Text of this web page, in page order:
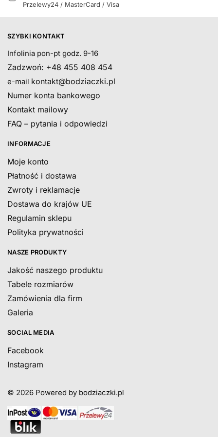
Przelewy24 / MasterCard / Visa
SZYBKI KONTAKT
Infolinia pon-pt godz. 9-16
Zadzwoń: +48 455 408 454
e-mail kontakt@bodziaczki.pl
Numer konta bankowego
Kontakt mailowy
FAQ – pytania i odpowiedzi
INFORMACJE
Moje konto
Płatność i dostawa
Zwroty i reklamacje
Dostawa do krajów UE
Regulamin sklepu
Polityka prywatności
NASZE PRODUKTY
Jakość naszego produktu
Tabele rozmiarów
Zamówienia dla firm
Galeria
SOCIAL MEDIA
Facebook
Instagram
© 2026 Powered by bodziaczki.pl